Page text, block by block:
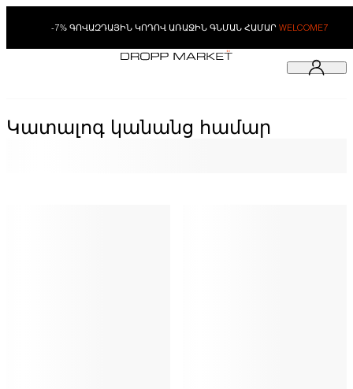
-7% ԳՈՎԱԶԴԱՅԻՆ ԿՈԴՈՎ ԱՌԱՋԻՆ ԳՆՄԱՆ ՀԱՄԱՐ WELCOME7
Կատալոգ կանանց համար